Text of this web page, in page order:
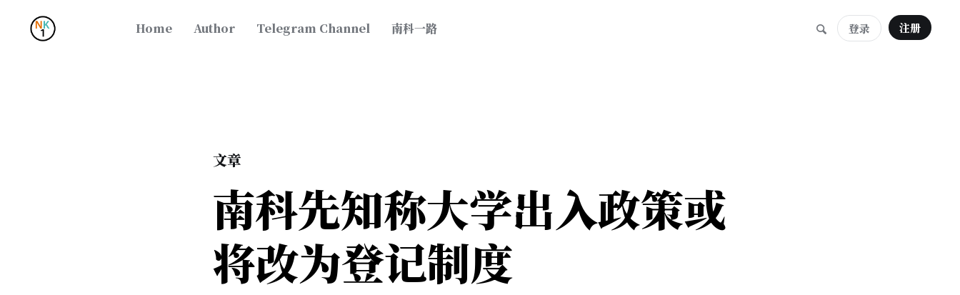
Home Author Telegram Channel 南科一路 登录 注册
文章
南科先知称大学出入政策或
将改为登记制度